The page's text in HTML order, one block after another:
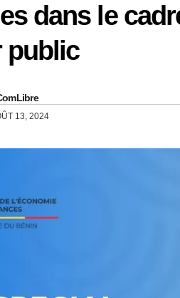
dans le
public
13, 2024